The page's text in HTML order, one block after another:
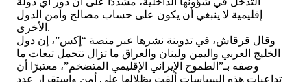
إقليمية لا ينبغي أن يكون على حساب مصالح وأمن الدول
الأخرى.
وقال قرقاش، في تدوينة نشرها عبر منصة “إكس”، إن دول
الخليج العربي واليمن ولبنان والعراق ما تزال تتحمل تبعات ما
وصفه بـ”الطموح الإيراني الإقليمي المتضخم”، معتبرًا أن
تداعيات هذه السياسات ألقت بظلالها على أمن واستقرار عدد